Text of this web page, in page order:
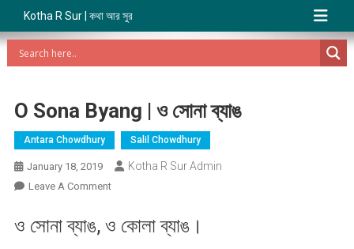
Kotha R Sur | কথা আর সুর
O Sona Byang | ও সোনা ব্যাঙ
Antara Chowdhury Salil Chowdhury
January 18, 2019 Kotha R Sur Admin
Leave A CommentOn
Sona
ও সোনা ব্যাঙ, ও কোলা ব্যাঙ।